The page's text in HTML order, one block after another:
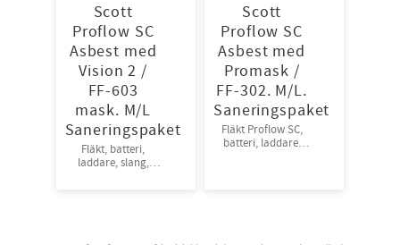
Scott
Proflow SC
Asbest med
Vision 2 /
FF-603
mask. M/L
Saneringspaket
Fläkt, batteri,
laddare, slang,
Scott
Proflow SC
Asbest med
Promask /
FF-302. M/L.
Saneringspaket
Fläkt Proflow SC,
batteri, laddare,